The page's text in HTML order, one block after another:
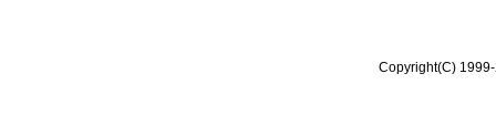
Copyright(C)